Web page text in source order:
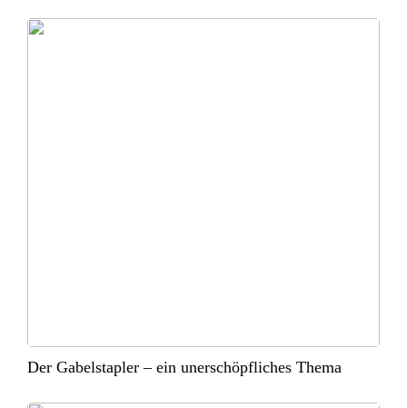
Der Gabelstapler – ein unerschöpfliches Thema